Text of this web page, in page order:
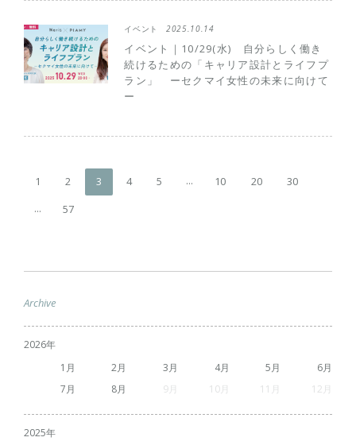
イベント 2025.10.14
イベント｜10/29(水) 自分らしく働き
続けるための「キャリア設計とライフプ
ラン」 ーセクマイ女性の未来に向けて
ー
1 2 3 4 5 ... 10 20
30
...
57
Archive
2026
1
2 3 4 5
6
7
8 9 10 11 12
2025